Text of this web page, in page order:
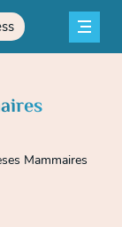
Mammaires